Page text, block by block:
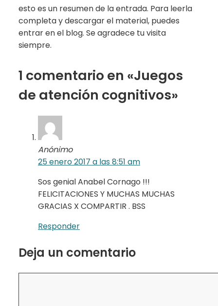
esto es un resumen de la entrada. Para leerla
completa y descargar el material, puedes
entrar en el blog. Se agradece tu visita
siempre.
1 comentario en «Juegos
de atención cognitivos»
Anónimo
25 enero 2017 a las 8:51 am
Sos genial Anabel Cornago !!!
FELICITACIONES Y MUCHAS MUCHAS
GRACIAS X COMPARTIR . BSS
Responder
Deja un comentario